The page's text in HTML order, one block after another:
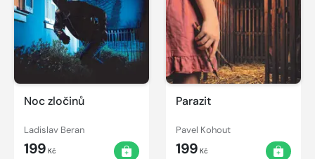
Noc zločinů
Ladislav Beran
199 Kč
Parazit
Pavel Kohout
199 Kč